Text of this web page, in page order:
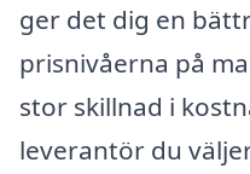
ger det dig en
prisnivåerna på
stor skillnad i
leverantör du